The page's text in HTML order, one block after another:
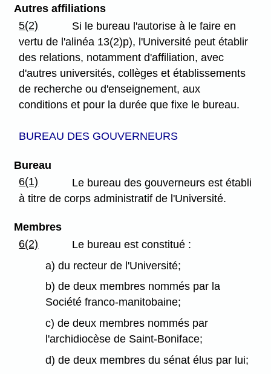
Autres affiliations
5(2)
Si le bureau l'autorise à le faire en
vertu de l'alinéa 13(2)p), l'Université peut établir
des relations, notamment d'affiliation, avec
d'autres universités, collèges et établissements
de recherche ou d'enseignement, aux
conditions et pour la durée que fixe le bureau.
BUREAU DES GOUVERNEURS
Bureau
6(1)
Le bureau des gouverneurs est établi
à titre de corps administratif de l'Université.
Membres
6(2)
Le bureau est constitué :
a) du recteur de l'Université;
b) de deux membres nommés par la
Société franco-manitobaine;
c) de deux membres nommés par
l'archidiocèse de Saint-Boniface;
d) de deux membres du sénat élus par lui;